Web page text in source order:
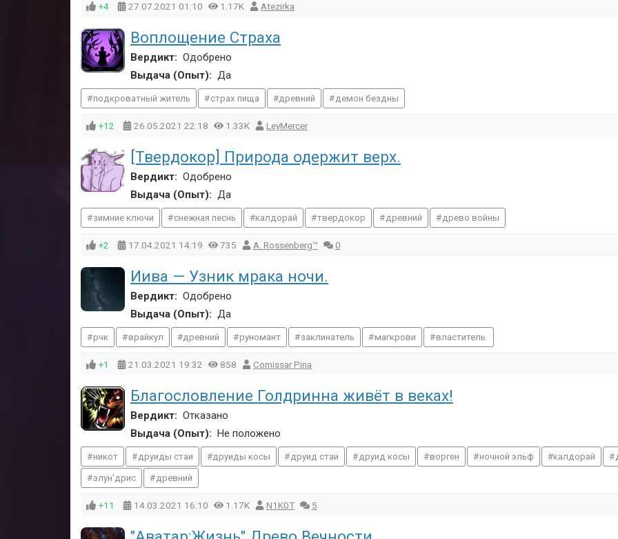
+4 27.07.2021 01:10 1.17K Atezirka
Воплощение Страха
Вердикт: Одобрено
Выдача (Опыт): Да
подкроватный житель страх пища древний демон бездны
+12 26.05.2021 22:18 1.33K LeyMercer
[Твердокор] Природа одержит верх.
Вердикт: Одобрено
Выдача (Опыт): Да
зимние ключи снежная песнь калдорай твердокор древний древо войны
+2 17.04.2021 14:19 735 A. Rossenberg™ 0
Иива — Узник мрака ночи.
Вердикт: Одобрено
Выдача (Опыт): Да
рчк врайкул древний руномант заклинатель магкрови властитель.
+1 21.03.2021 19:32 858 Comissar Pina
Благословление Голдринна живёт в веках!
Вердикт: Отказано
Выдача (Опыт): Не положено
никот друиды стаи друиды косы друид стаи друид косы ворген ночной эльф калдорай
элун'дрис древний
+11 14.03.2021 16:10 1.17K N1K0T 5